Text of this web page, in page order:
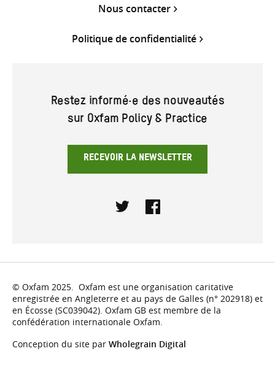
Nous contacter
Politique de confidentialité
Restez informé·e des nouveautés
sur Oxfam Policy & Practice
RECEVOIR LA NEWSLETTER
© Oxfam 2025. Oxfam est une organisation caritative
enregistrée en Angleterre et au pays de Galles (n° 202918) et
en Écosse (SC039042). Oxfam GB est membre de la
confédération internationale Oxfam.
Conception du site par Wholegrain Digital